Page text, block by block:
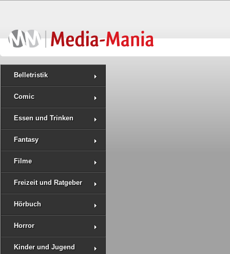
Belletristik
Comic
Essen und Trinken
Fantasy
Filme
Freizeit und Ratgeber
Hörbuch
Horror
Kinder und Jugend